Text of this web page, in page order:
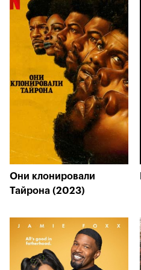
Они клонировали
Тайрона (2023)